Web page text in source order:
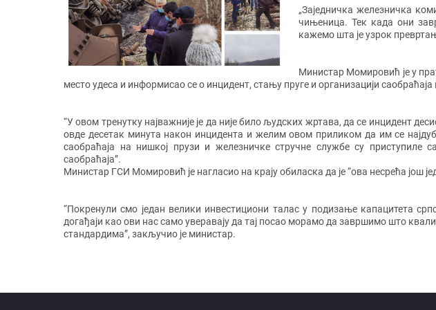
„Заједничка железничка
чињеница. Тек када они
кажемо шта је узрок
Министар Момировић је у
место удеса и информисао се о инцидент, стању пруге и организацији саобраћаја
“У овом тренутку најважније је да није било људских жртава, да се инцидент
овде десетак минута након инцидента и желим овом приликом да им се
саобраћаја на нишкој прузи и железничке стручне службе су приступиле
саобраћаја”.
Министар ГСИ Момировић је нагласио на крају обиласка да је “ова несрећа још
“Покренули смо један велики инвестициони талас у подизање капацитета
догађаји као ови нас само уверавају да тај посао морамо да завршимо што
стандардима”, закључио је министар.